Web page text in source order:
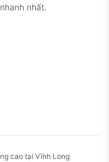
nhất.
cao tại Vĩnh Long